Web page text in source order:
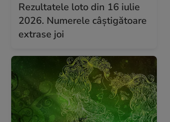
Rezultatele loto din 16 iulie
2026. Numerele câștigătoare
extrase joi